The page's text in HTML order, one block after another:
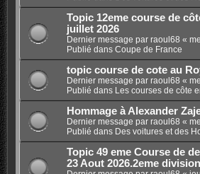
Topic 12eme course de
juillet 2026
Dernier message par raoul68 «
Publié dans Coupe de France
topic course de cote au
Dernier message par raoul68 «
Publié dans Les courses de côte
Hommage à Alexander
Dernier message par raoul68 «
Publié dans Des voitures et des
Topic 49 eme Course de
23 Aout 2026.2eme